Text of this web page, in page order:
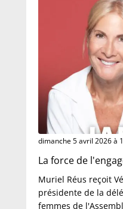
dimanche 5 avril 2026 à
La force de
Muriel Réus reçoit
présidente de la
femmes de